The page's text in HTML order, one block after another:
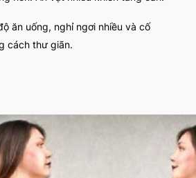
ăn uống, nghỉ ngơi nhiều và cố
cách thư giãn.